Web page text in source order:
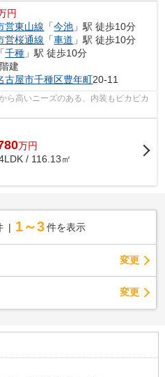
円
営東山線 「今池 」駅 徒歩10分
営桜通線 「車道 」駅 徒歩10分
「千種 」駅 徒歩10分
建
古屋市千種区豊年町20-11
ら高いニーズのある、内装もピカピカ
万円
/ 116.13㎡
1～3 件を表示
変更
変更